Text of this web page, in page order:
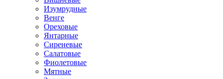
Изумрудные
Венге
Ореховые
Янтарные
Сиреневые
Салатовые
Фиолетовые
Мятные